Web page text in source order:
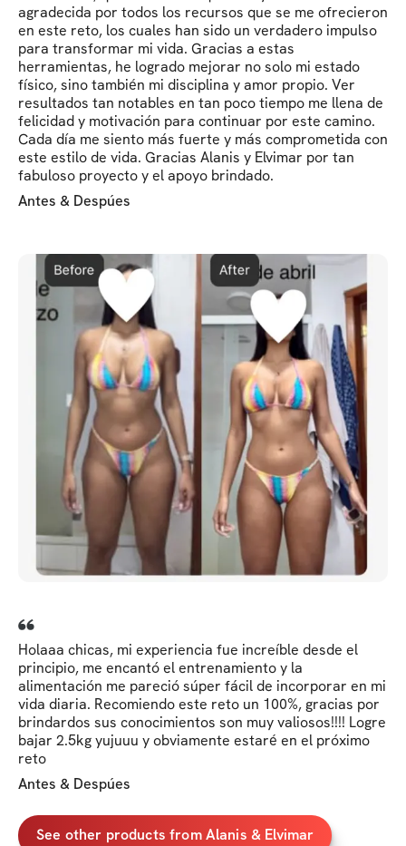
agradecida por todos los recursos que se me ofrecieron
en este reto, los cuales han sido un verdadero impulso
para transformar mi vida. Gracias a estas
herramientas, he logrado mejorar no solo mi estado
físico, sino también mi disciplina y amor propio. Ver
resultados tan notables en tan poco tiempo me llena de
felicidad y motivación para continuar por este camino.
Cada día me siento más fuerte y más comprometida con
este estilo de vida. Gracias Alanis y Elvimar por tan
fabuloso proyecto y el apoyo brindado.
Antes & Despúes
Holaaa chicas, mi experiencia fue increíble desde el
principio, me encantó el entrenamiento y la
alimentación me pareció súper fácil de incorporar en mi
vida diaria. Recomiendo este reto un 100%, gracias por
brindardos sus conocimientos son muy valiosos!!!! Logre
bajar 2.5kg yujuuu y obviamente estaré en el próximo
reto
Antes & Despúes
See other products from Alanis & Elvimar